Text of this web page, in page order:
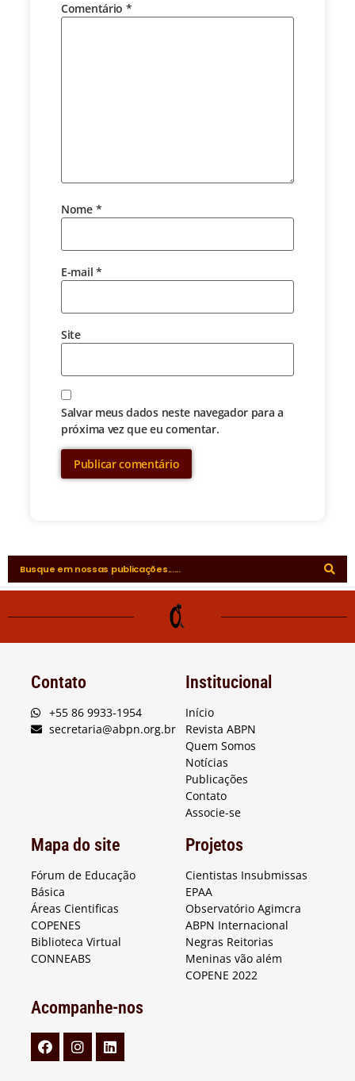
Comentário *
Nome *
E-mail *
Site
Salvar meus dados neste navegador para a
próxima vez que eu comentar.
Contato
+55 86 9933-1954
secretaria@abpn.org.br
Institucional
Início
Revista ABPN
Quem Somos
Notícias
Publicações
Contato
Associe-se
Mapa do site
Fórum de Educação
Básica
Áreas Cientificas
COPENES
Biblioteca Virtual
CONNEABS
Projetos
Cientistas Insubmissas
EPAA
Observatório Agimcra
ABPN Internacional
Negras Reitorias
Meninas vão além
COPENE 2022
Acompanhe-nos